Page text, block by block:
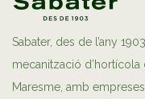
Sabater, des de l’any
mecanització
Maresme, amb